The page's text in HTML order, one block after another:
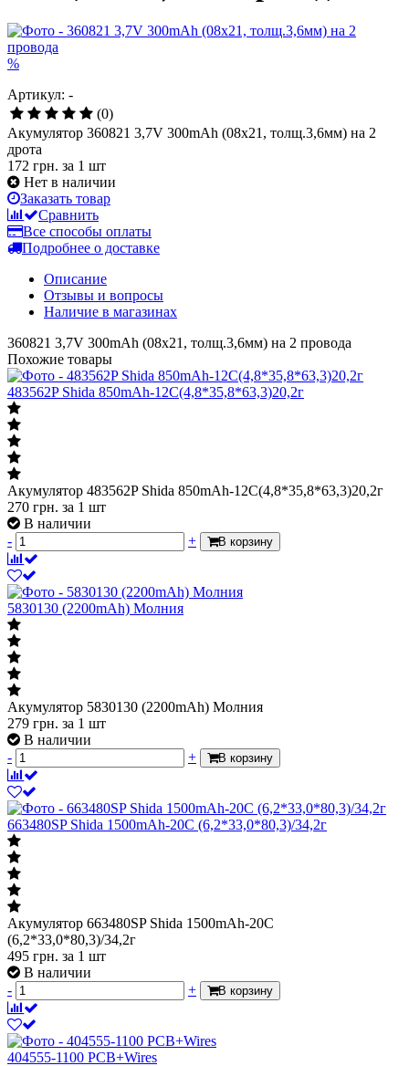
%
Артикул: -
(0)
Акумулятор 360821 3,7V 300mAh (08x21, толщ.3,6мм) на 2
дрота
172 грн. за 1 шт
Нет в наличии
Заказать товар
Сравнить
Все способы оплаты
Подробнее о доставке
Описание
Отзывы и вопросы
Наличие в магазинах
360821 3,7V 300mAh (08x21, толщ.3,6мм) на 2 провода
Похожие товары
483562P Shida 850mAh-12С(4,8*35,8*63,3)20,2г
Акумулятор 483562P Shida 850mAh-12С(4,8*35,8*63,3)20,2г
270 грн. за 1 шт
В наличии
-
+ В корзину
5830130 (2200mAh) Молния
Акумулятор 5830130 (2200mAh) Молния
279 грн. за 1 шт
В наличии
-
+ В корзину
663480SP Shida 1500mAh-20C (6,2*33,0*80,3)/34,2г
Акумулятор 663480SP Shida 1500mAh-20C
(6,2*33,0*80,3)/34,2г
495 грн. за 1 шт
В наличии
-
+ В корзину
404555-1100 PCB+Wires